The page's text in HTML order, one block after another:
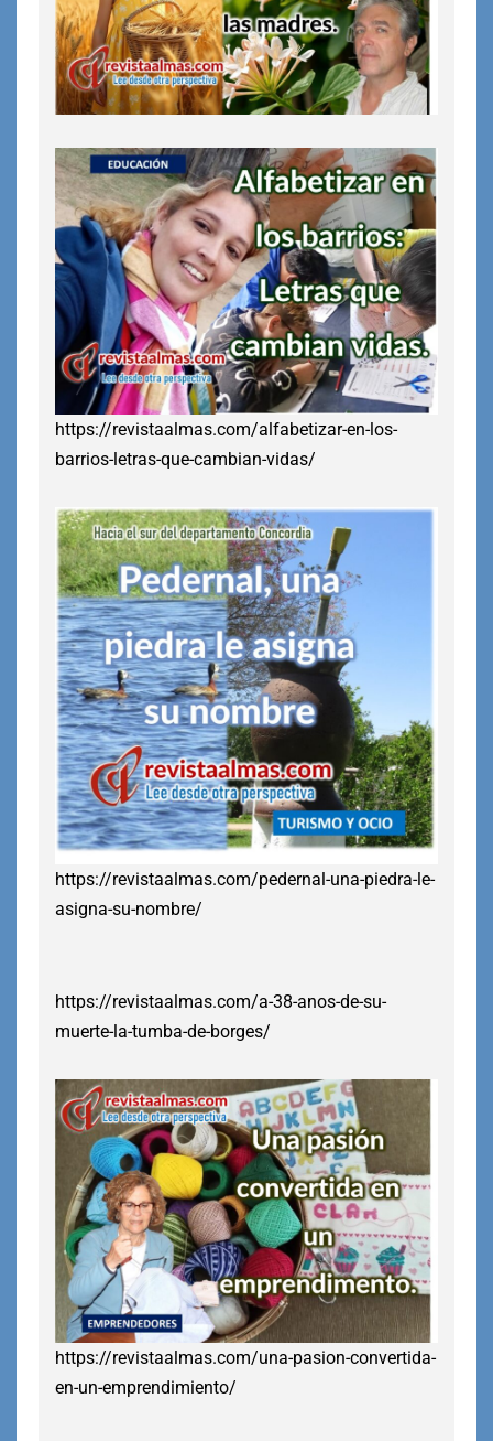
https://revistaalmas.com/alfabetizar-en-los-
barrios-letras-que-cambian-vidas/
https://revistaalmas.com/pedernal-una-piedra-le-
asigna-su-nombre/
https://revistaalmas.com/a-38-anos-de-su-
muerte-la-tumba-de-borges/
https://revistaalmas.com/una-pasion-convertida-
en-un-emprendimiento/